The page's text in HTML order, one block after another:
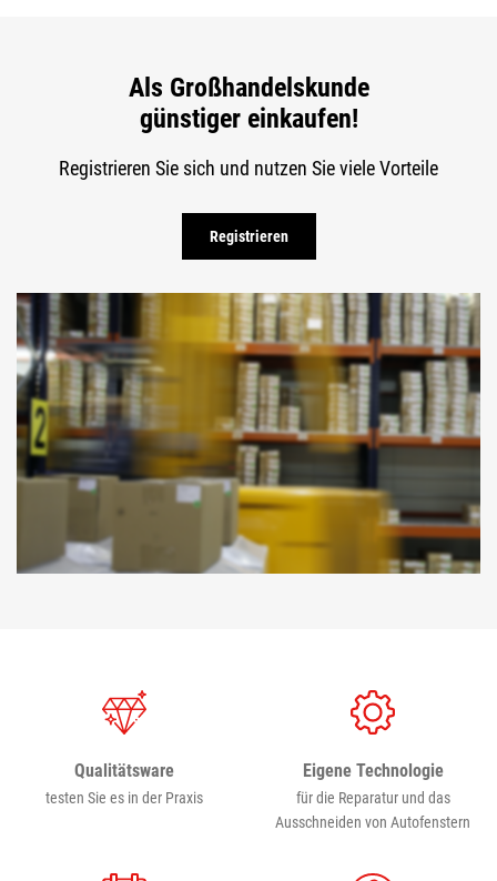
Als Großhandelskunde
günstiger einkaufen!
Registrieren Sie sich und nutzen Sie viele Vorteile
Registrieren
Qualitätsware
testen Sie es in der Praxis
Eigene Technologie
für die Reparatur und das
Ausschneiden von Autofenstern